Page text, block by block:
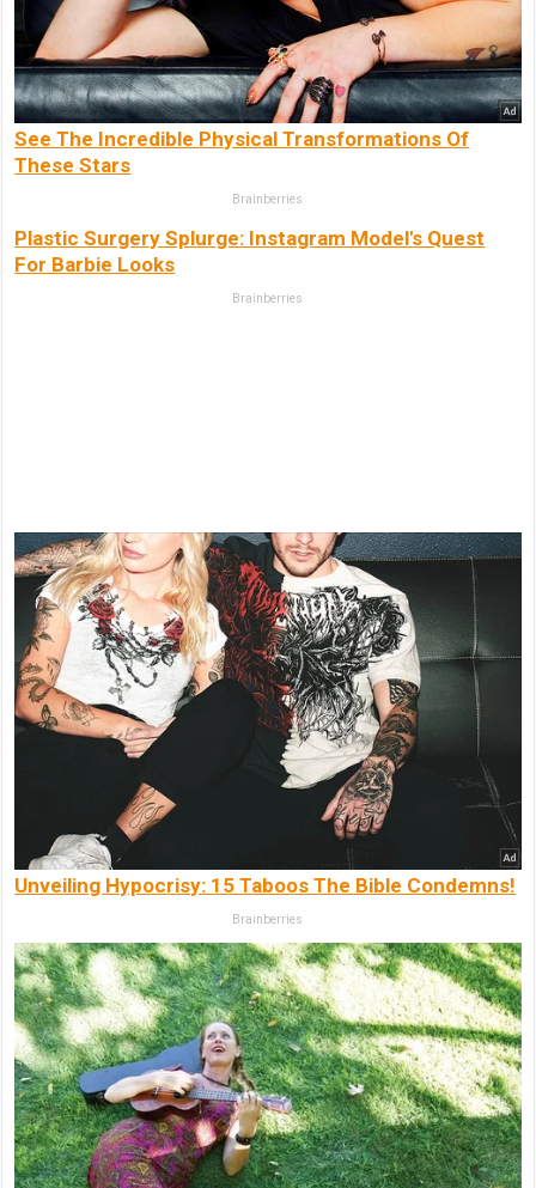
See The Incredible Physical Transformations Of
These Stars
Brainberries
Plastic Surgery Splurge: Instagram Model's Quest
For Barbie Looks
Brainberries
Unveiling Hypocrisy: 15 Taboos The Bible Condemns!
Brainberries